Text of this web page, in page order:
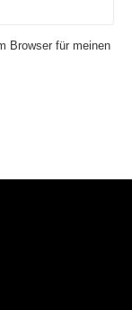
Browser für meinen